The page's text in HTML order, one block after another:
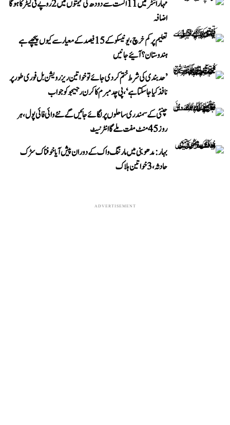
مہاراشٹر میں 11 اگست سے دودھ کی قیمتوں میں 2 روپے فی لیٹر کا ہوگا
اضافہ
تعلیم پر کم خرچ، یونیسکو کے 15 فیصد کے معیار سے کیوں پیچھے ہے
ہندوستان؟ آئیے جانیں
’حد بندی کی شرط ختم کر دی جائے تو خواتین ریزرویشن بل فوری طور پر
نافذ کیا جا سکتا ہے‘، پی چدمبرم کا کرن رجیجو کو جواب
چنئی کے سمندری ساحلوں پر لگائے جائیں گے نئے وائی فائی پول، ہر
روز 45 منٹ مفت ملے گا انٹرنیٹ
بہار: مدھوبنی میں مارننگ واک کے دوران پیش آیا خوفناک سڑک
حادثہ، 3 خواتین ہلاک
ADVERTISEMENT